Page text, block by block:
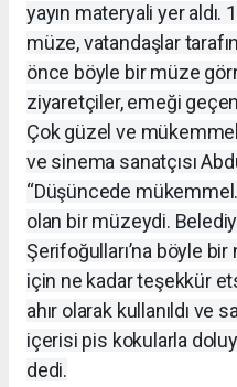
yayın materyali yer aldı.
müze, vatandaşlar
önce böyle bir müze
ziyaretçiler, emeği
Çok güzel ve
ve sinema sanatçısı
“Düşüncede mükemmel.
olan bir müzeydi.
Şerifoğulları’na böyle bir
için ne kadar teşekkür
ahır olarak kullanıldı ve
içerisi pis kokularla
dedi.